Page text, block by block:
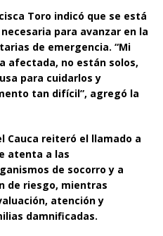
Toro indicó que se está
para avanzar en la
de emergencia. “Mi
afectada, no están solos,
para cuidarlos y
tan difícil”, agregó la
Cauca reiteró el llamado a
atenta a las
de socorro y a
de riesgo, mientras
atención y
damnificadas.